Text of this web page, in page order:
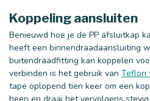
Koppeling aansluiten
Benieuwd hoe je de PP afsluitkap
heeft een binnendraadaansluiting
buitendraadfitting kan koppelen
verbinden is het gebruik van Teflon
tape oplopend tien keer om een
heen en draai het vervolgens